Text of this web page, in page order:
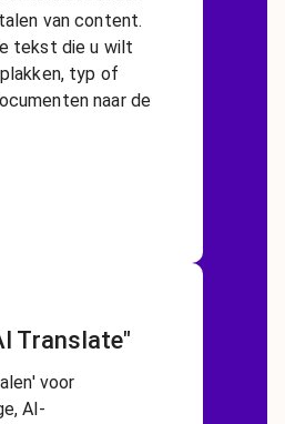
van content.
tekst die u wilt
typ of
naar de
Translate"
voor
AI-